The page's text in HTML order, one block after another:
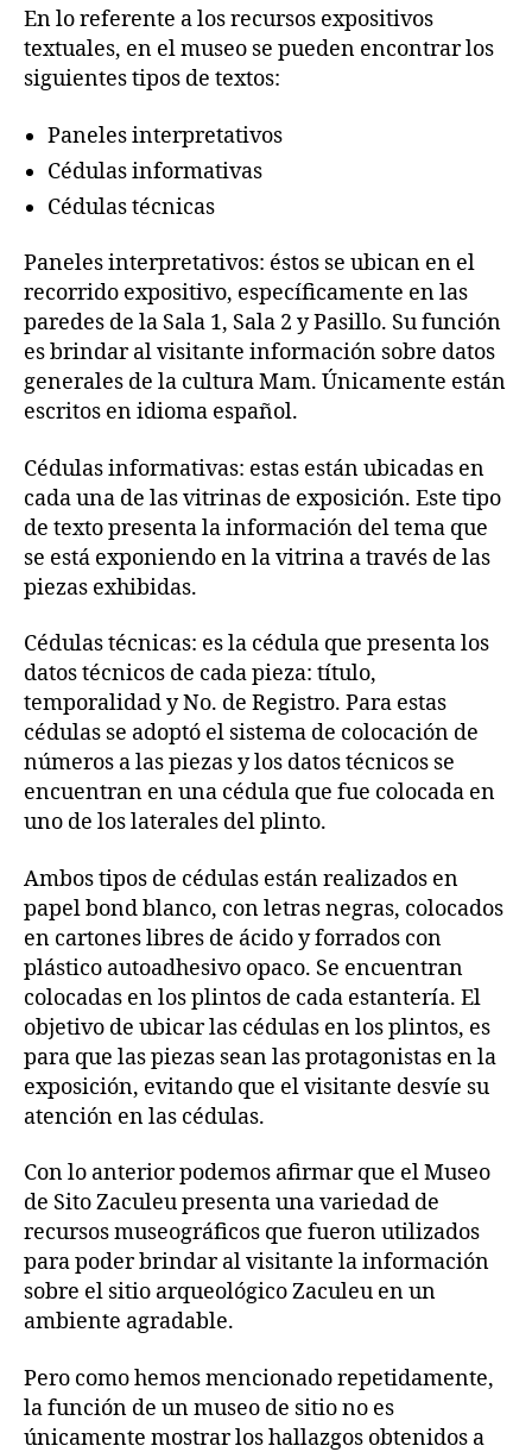
En lo referente a los recursos expositivos
textuales, en el museo se pueden encontrar los
siguientes tipos de textos:
Paneles interpretativos
Cédulas informativas
Cédulas técnicas
Paneles interpretativos: éstos se ubican en el
recorrido expositivo, específicamente en las
paredes de la Sala 1, Sala 2 y Pasillo. Su función
es brindar al visitante información sobre datos
generales de la cultura Mam. Únicamente están
escritos en idioma español.
Cédulas informativas: estas están ubicadas en
cada una de las vitrinas de exposición. Este tipo
de texto presenta la información del tema que
se está exponiendo en la vitrina a través de las
piezas exhibidas.
Cédulas técnicas: es la cédula que presenta los
datos técnicos de cada pieza: título,
temporalidad y No. de Registro. Para estas
cédulas se adoptó el sistema de colocación de
números a las piezas y los datos técnicos se
encuentran en una cédula que fue colocada en
uno de los laterales del plinto.
Ambos tipos de cédulas están realizados en
papel bond blanco, con letras negras, colocados
en cartones libres de ácido y forrados con
plástico autoadhesivo opaco. Se encuentran
colocadas en los plintos de cada estantería. El
objetivo de ubicar las cédulas en los plintos, es
para que las piezas sean las protagonistas en la
exposición, evitando que el visitante desvíe su
atención en las cédulas.
Con lo anterior podemos afirmar que el Museo
de Sito Zaculeu presenta una variedad de
recursos museográficos que fueron utilizados
para poder brindar al visitante la información
sobre el sitio arqueológico Zaculeu en un
ambiente agradable.
Pero como hemos mencionado repetidamente,
la función de un museo de sitio no es
únicamente mostrar los hallazgos obtenidos a